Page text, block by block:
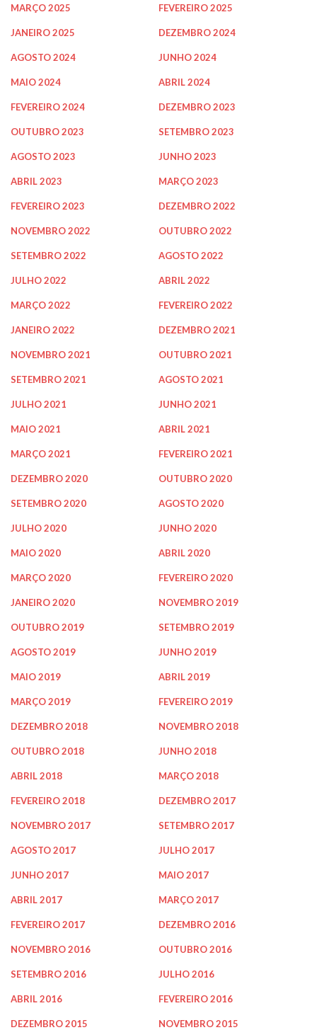
MARÇO 2025 FEVEREIRO 2025
JANEIRO 2025 DEZEMBRO 2024
AGOSTO 2024 JUNHO 2024
MAIO 2024 ABRIL 2024
FEVEREIRO 2024 DEZEMBRO 2023
OUTUBRO 2023 SETEMBRO 2023
AGOSTO 2023 JUNHO 2023
ABRIL 2023 MARÇO 2023
FEVEREIRO 2023 DEZEMBRO 2022
NOVEMBRO 2022 OUTUBRO 2022
SETEMBRO 2022 AGOSTO 2022
JULHO 2022 ABRIL 2022
MARÇO 2022 FEVEREIRO 2022
JANEIRO 2022 DEZEMBRO 2021
NOVEMBRO 2021 OUTUBRO 2021
SETEMBRO 2021 AGOSTO 2021
JULHO 2021 JUNHO 2021
MAIO 2021 ABRIL 2021
MARÇO 2021 FEVEREIRO 2021
DEZEMBRO 2020 OUTUBRO 2020
SETEMBRO 2020 AGOSTO 2020
JULHO 2020 JUNHO 2020
MAIO 2020 ABRIL 2020
MARÇO 2020 FEVEREIRO 2020
JANEIRO 2020 NOVEMBRO 2019
OUTUBRO 2019 SETEMBRO 2019
AGOSTO 2019 JUNHO 2019
MAIO 2019 ABRIL 2019
MARÇO 2019 FEVEREIRO 2019
DEZEMBRO 2018 NOVEMBRO 2018
OUTUBRO 2018 JUNHO 2018
ABRIL 2018 MARÇO 2018
FEVEREIRO 2018 DEZEMBRO 2017
NOVEMBRO 2017 SETEMBRO 2017
AGOSTO 2017 JULHO 2017
JUNHO 2017 MAIO 2017
ABRIL 2017 MARÇO 2017
FEVEREIRO 2017 DEZEMBRO 2016
NOVEMBRO 2016 OUTUBRO 2016
SETEMBRO 2016 JULHO 2016
ABRIL 2016 FEVEREIRO 2016
DEZEMBRO 2015 NOVEMBRO 2015